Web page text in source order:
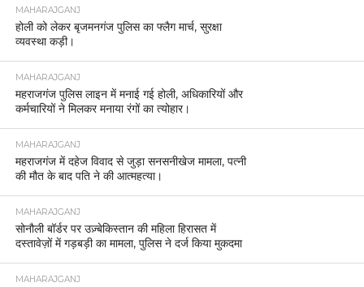
MAHARAJGANJ
होली को लेकर बृजमनगंज पुलिस का फ्लैग मार्च, सुरक्षा
व्यवस्था कड़ी।
MAHARAJGANJ
महराजगंज पुलिस लाइन में मनाई गई होली, अधिकारियों और
कर्मचारियों ने मिलकर मनाया रंगों का त्योहार।
MAHARAJGANJ
महराजगंज में दहेज विवाद से जुड़ा सनसनीखेज मामला, पत्नी
की मौत के बाद पति ने की आत्महत्या।
MAHARAJGANJ
सोनौली बॉर्डर पर उज़्बेकिस्तान की महिला हिरासत में
दस्तावेज़ों में गड़बड़ी का मामला, पुलिस ने दर्ज किया मुकदमा
MAHARAJGANJ